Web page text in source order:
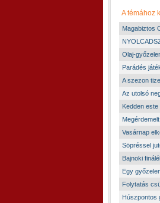
A témához
Magabiztos
Olaj-
Parádés
A szezon
Az utolsó
Kedden
Vasárnap
Söpréssel
Bajnoki
Egy
Folytatás
Húszpontos